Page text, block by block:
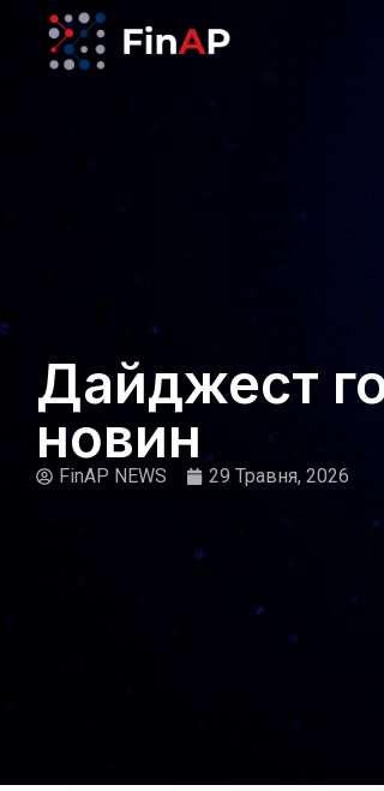
Дайджест
новин
FinAP NEWS 29 Травня, 2026